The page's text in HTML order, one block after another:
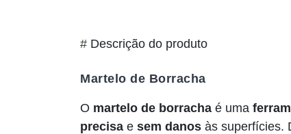
# Descrição do produto
Martelo de Borracha
O martelo de borracha é uma
precisa e sem danos às superfícies.